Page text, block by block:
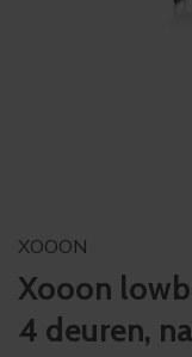
XOOON
Xooon
4 deuren,